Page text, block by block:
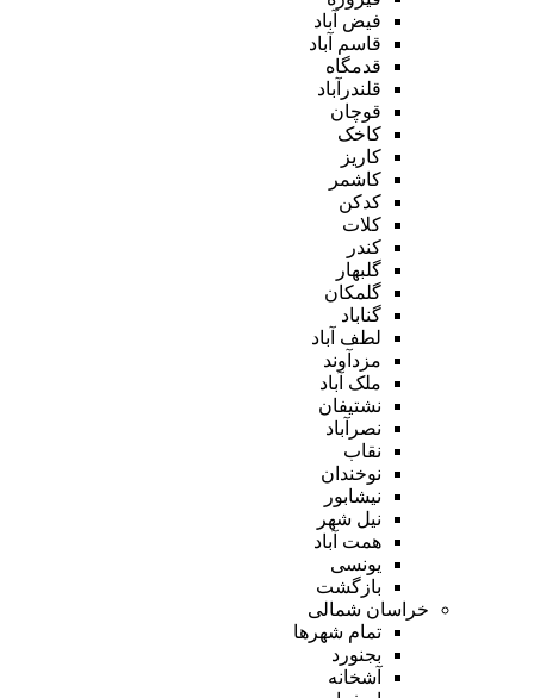
فیض آباد
قاسم آباد
قدمگاه
قلندرآباد
قوچان
کاخک
کاریز
کاشمر
کدکن
کلات
کندر
گلبهار
گلمکان
گناباد
لطف آباد
مزدآوند
ملک آباد
نشتیفان
نصرآباد
نقاب
نوخندان
نیشابور
نیل شهر
همت آباد
یونسی
بازگشت
خراسان شمالی
تمام شهر‌ها
بجنورد
آشخانه